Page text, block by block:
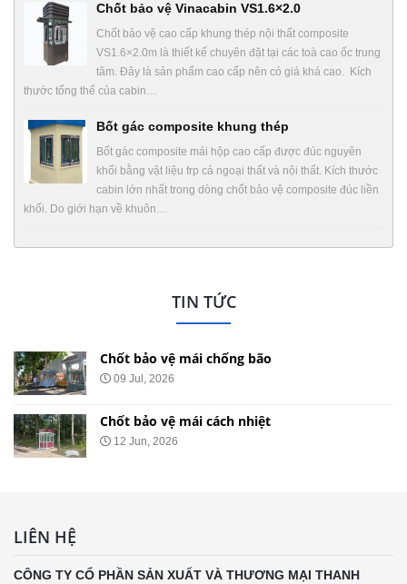
Chốt bảo vệ Vinacabin VS1.6×2.0
Chốt bảo vệ cao cấp khung thép nội thất composite
VS1.6×2.0m là thiết kế chuyên đặt tại các toà cao ốc trung
tâm. Đây là sản phẩm cao cấp nên có giá khá cao. Kích
thước tổng thể của cabin…
Bốt gác composite khung thép
Bốt gác composite mái hộp cao cấp được đúc nguyên
khối bằng vật liệu frp cả ngoại thất và nội thất. Kích thước
cabin lớn nhất trong dòng chốt bảo vệ composite đúc liền
khối. Do giới hạn về khuôn…
TIN TỨC
Chốt bảo vệ mái chống bão
09 Jul, 2026
Chốt bảo vệ mái cách nhiệt
12 Jun, 2026
LIÊN HỆ
CÔNG TY CỔ PHẦN SẢN XUẤT VÀ THƯƠNG MẠI THANH